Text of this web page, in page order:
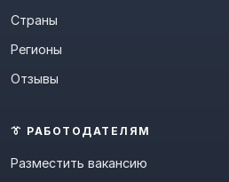
Страны
Регионы
Отзывы
👔 РАБОТОДАТЕЛЯМ
Разместить вакансию